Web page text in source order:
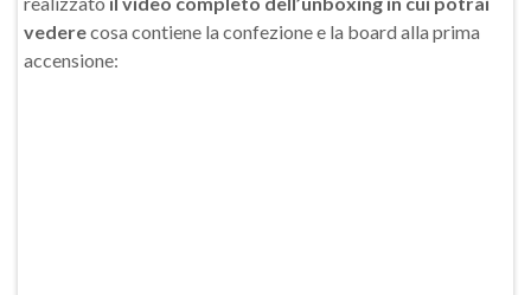
vederecosa contiene la confezione e la board alla prima
accensione: